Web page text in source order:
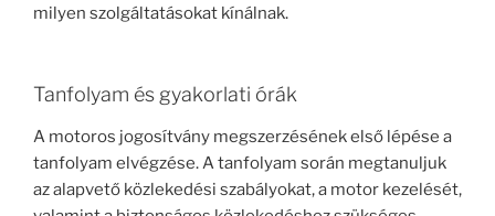
milyen szolgáltatásokat kínálnak.
Tanfolyam és gyakorlati órák
A motoros jogosítvány megszerzésének első lépése a
tanfolyam elvégzése. A tanfolyam során megtanuljuk
az alapvető közlekedési szabályokat, a motor kezelését,